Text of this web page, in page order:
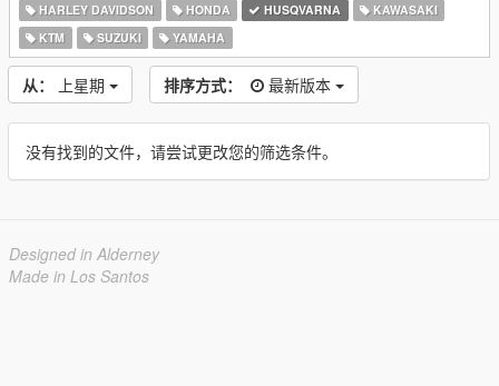
HARLEY DAVIDSON
HONDA HUSQVARNA
KAWASAKI
KTM
SUZUKI YAMAHA
从： 上星期 排序方式： 最新版本
没有找到的文件，请尝试更改您的筛选条件。
Designed in Alderney
Made in Los Santos